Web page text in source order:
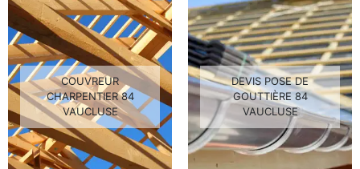
COUVREUR
CHARPENTIER 84
VAUCLUSE
DEVIS POSE DE
GOUTTIÈRE 84
VAUCLUSE